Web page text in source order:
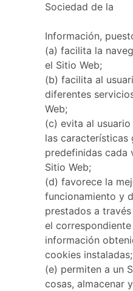
Sociedad de la
Información,
(a) facilita la
el Sitio Web;
(b) facilita al
diferentes
Web;
(c) evita al
las características
predefinidas cada
Sitio Web;
(d) favorece la
funcionamiento y
prestados a
el
información
cookies instaladas;
(e) permiten a un
cosas, almacenar